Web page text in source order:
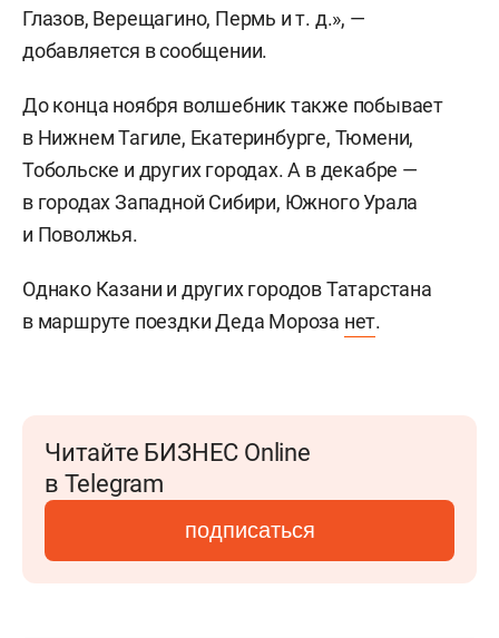
Глазов, Верещагино, Пермь и т. д.», —
добавляется в сообщении.
До конца ноября волшебник также побывает
в Нижнем Тагиле, Екатеринбурге, Тюмени,
Тобольске и других городах. А в декабре —
в городах Западной Сибири, Южного Урала
и Поволжья.
Однако Казани и других городов Татарстана
в маршруте поездки Деда Мороза нет.
Читайте БИЗНЕС Online
в Telegram
подписаться